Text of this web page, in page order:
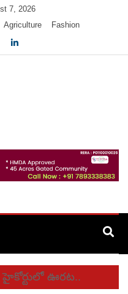
7, 2026
Agriculture Fashion
హైకోర్టులో ఊరట..